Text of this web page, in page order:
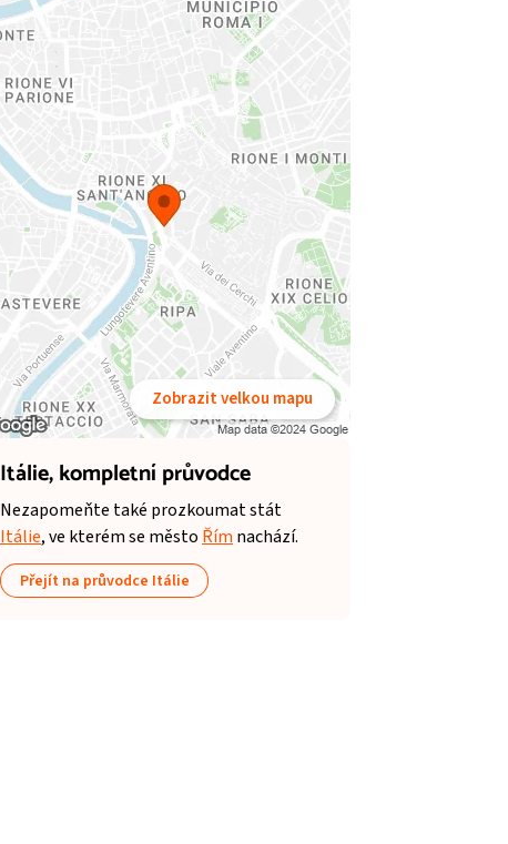
Zobrazit velkou mapu
Itálie,kompletní průvodce
Nezapomeňte také prozkoumat stát
Itálie, ve kterém se město Řím nachází.
Přejít na průvodce Itálie